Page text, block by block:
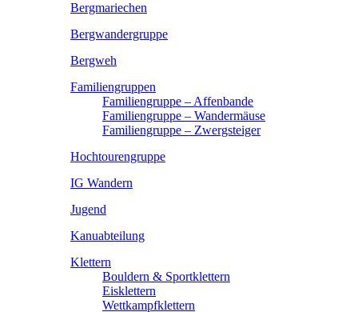
Bergmariechen
Bergwandergruppe
Bergweh
Familiengruppen
Familiengruppe – Affenbande
Familiengruppe – Wandermäuse
Familiengruppe – Zwergsteiger
Hochtourengruppe
IG Wandern
Jugend
Kanuabteilung
Klettern
Bouldern & Sportklettern
Eisklettern
Wettkampfklettern